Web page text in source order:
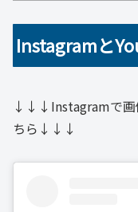
Instagramと
↓↓↓Instagramで画
ちら↓↓↓